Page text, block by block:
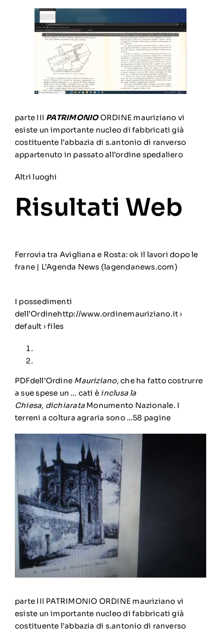
parte III PATRIMONIOORDINE mauriziano vi
esiste un importante nucleo di fabbricati già
costituente l’abbazia di s.antonio di ranverso
appartenuto in passato all’ordine spedaliero
Altri luoghi
Risultati Web
Ferrovia tra Avigliana e Rosta: ok il lavori dopo le
frane | L’Agenda News (lagendanews.com)
I possedimenti
dell’Ordinehttp://www.ordinemauriziano.it ›
default › files
PDFdell’Ordine Mauriziano, che ha fatto costrurre
a sue spese un … cati è inclusa la
Chiesa, dichiarata Monumento Nazionale. I
terreni a coltura agraria sono …58 pagine
parte III PATRIMONIO ORDINE mauriziano vi
esiste un importante nucleo di fabbricati già
costituente l’abbazia di s.antonio di ranverso